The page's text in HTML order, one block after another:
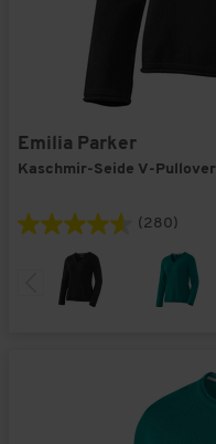
Emilia Parker
Kaschmir-Seide V-Pullover
(280)